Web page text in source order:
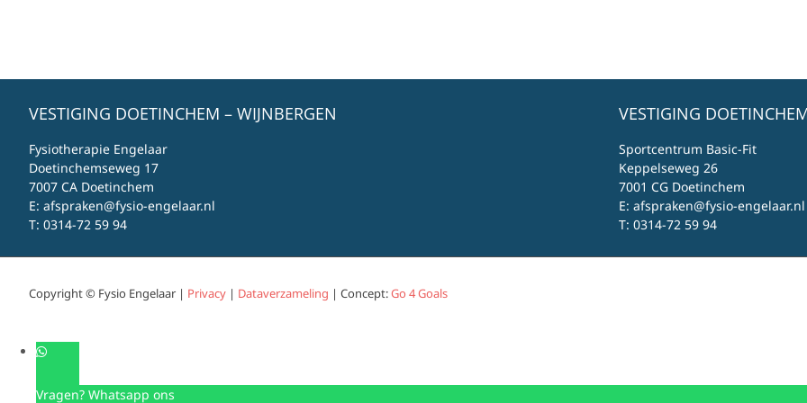
VESTIGING DOETINCHEM – WIJNBERGEN
Fysiotherapie Engelaar
Doetinchemseweg 17
7007 CA Doetinchem
E: afspraken@fysio-engelaar.nl
T: 0314-72 59 94
VESTIGING
Sportcentrum Basic-Fit
Keppelseweg 26
7001 CG Doetinchem
E: afspraken@fysio-engelaar.nl
T: 0314-72 59 94
Copyright © Fysio Engelaar | Privacy | Dataverzameling | Concept:Go 4 Goals
Vragen? Whatsapp ons